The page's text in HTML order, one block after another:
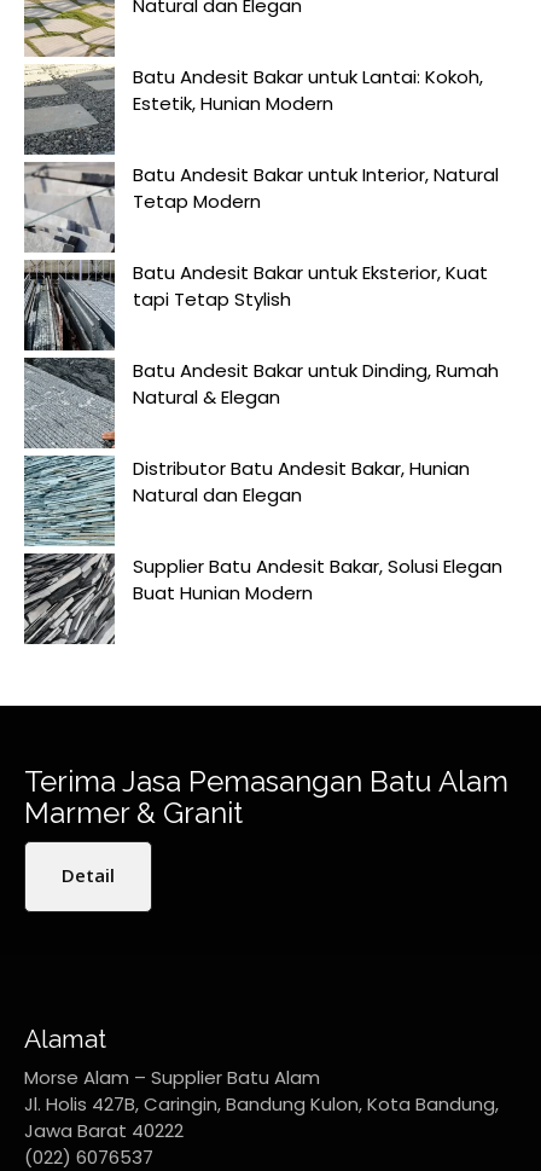
Natural dan Elegan
Batu Andesit Bakar untuk Lantai: Kokoh,
Estetik, Hunian Modern
Batu Andesit Bakar untuk Interior, Natural
Tetap Modern
Batu Andesit Bakar untuk Eksterior, Kuat
tapi Tetap Stylish
Batu Andesit Bakar untuk Dinding, Rumah
Natural & Elegan
Distributor Batu Andesit Bakar, Hunian
Natural dan Elegan
Supplier Batu Andesit Bakar, Solusi Elegan
Buat Hunian Modern
Terima Jasa Pemasangan Batu Alam
Marmer & Granit
Detail
Alamat
Morse Alam – Supplier Batu Alam
Jl. Holis 427B, Caringin, Bandung Kulon, Kota Bandung,
Jawa Barat 40222
(022) 6076537